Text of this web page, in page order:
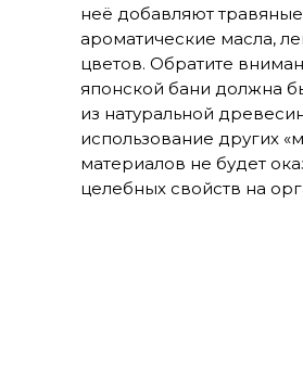
неё добавляют травяные
ароматические масла,
цветов. Обратите
японской бани должна
из натуральной
использование других
материалов не будет
целебных свойств на